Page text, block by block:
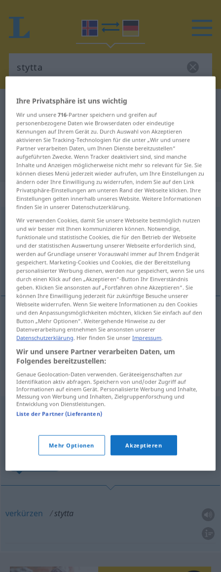
Isländisch-Deutsch Wörterbuch
Isländisch-Deutsch Übersetzung
für "stytta"
"stytta" Deutsch Übersetzung
„stytta“: Femininum
styttaf <-u;-ur>
Übersicht aller Übersetzungen
(Für mehr Details die Übersetzung anklicken/antippen)
Statue, Figur
Statuef stytta
Figurf stytta
„stytta“: Verb
stytta
(Für mehr Details die Übersetzung anklicken/antippen)
verkürzen stytta
Ihre Privatsphäre ist uns wichtig
Wir und unsere716-Partner speichern und greifen auf
personenbezogene Daten wie Browserdaten oder eindeutige
Kennungen auf Ihrem Gerät zu. Durch Auswahl von Akzeptieren
aktivieren Sie Tracking-Technologien für die unter „Wir und unsere
Partner verarbeiten Daten, um Ihnen Dienste bereitzustellen“
aufgeführten Zwecke. Wenn Tracker deaktiviert sind, sind manche
Inhalte und Anzeigen möglicherweise nicht mehr so relevant für Sie. Sie
können dieses Menü jederzeit wieder aufrufen, um Ihre Einstellungen zu
ändern oder Ihre Einwilligung zu widerrufen, indem Sie auf den Link
Privatsphäre-Einstellungen am unteren Rand der Webseite klicken. Ihre
Einstellungen gelten innerhalb unseres Website. Weitere Informationen
finden Sie in unserer Datenschutzerklärung.
Wir verwenden Cookies, damit Sie unsere Webseite bestmöglich nutzen
und wir besser mit Ihnen kommunizieren können. Notwendige,
funktionale und statistische Cookies, die für den Betrieb der Webseite
und der statistischen Auswertung unserer Webseite erforderlich sind,
werden auf Grundlage unserer Vorauswahl immer auf Ihrem Endgerät
gespeichert. Marketing-Cookies und Cookies, die der Bereitstellung
personalisierter Werbung dienen, werden nur gespeichert, wenn Sie uns
durch einen Klick auf den „Akzeptieren“-Button Ihr Einverständnis
geben. Klicken Sie ansonsten auf „Fortfahren ohne Akzeptieren“. Sie
können Ihre Einwilligung jederzeit für zukünftige Besuche unserer
Webseite widerrufen. Wenn Sie weitere Informationen zu den Cookies
und den Anpassungsmöglichkeiten möchten, klicken Sie einfach auf den
Button „Mehr Optionen“. Weitergehende Hinweise zu der
Datenverarbeitung entnehmen Sie ansonsten unserer
Datenschutzerklärung. Hier finden Sie unserImpressum.
Wir und unsere Partner verarbeiten Daten, um
Folgendes bereitzustellen:
Genaue Geolocation-Daten verwenden. Geräteeigenschaften zur
Identifikation aktiv abfragen. Speichern von und/oder Zugriff auf
Informationen auf einem Gerät. Personalisierte Werbung und Inhalte,
Messung von Werbung und Inhalten, Zielgruppenforschung und
Entwicklung von Dienstleistungen.
Liste der Partner (Lieferanten)
Mehr Optionen Akzeptieren